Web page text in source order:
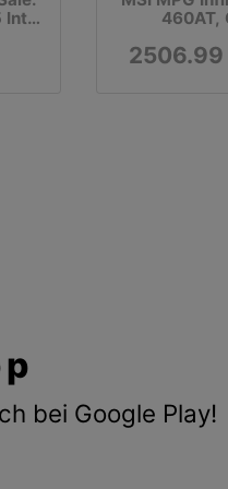
Intel
460AT,
2506.99
bei Google Play!